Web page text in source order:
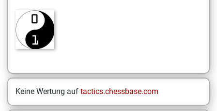
Keine Wertung auf tactics.chessbase.com